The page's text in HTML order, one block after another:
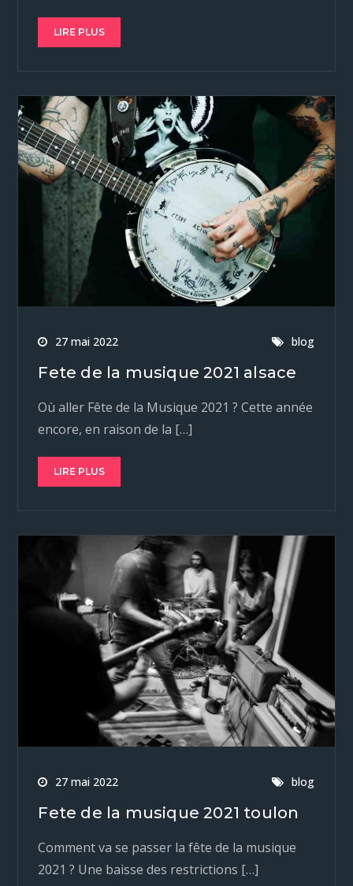
LIRE PLUS
27 mai 2022 blog
Fete de la musique 2021 alsace
Où aller Fête de la Musique 2021 ? Cette année
encore, en raison de la […]
LIRE PLUS
27 mai 2022 blog
Fete de la musique 2021 toulon
Comment va se passer la fête de la musique
2021 ? Une baisse des restrictions […]